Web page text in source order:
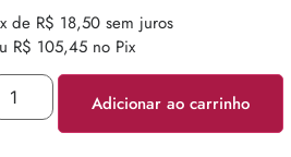
de R$ 18,50 sem juros
R$ 105,45 no Pix
Adicionar ao carrinho